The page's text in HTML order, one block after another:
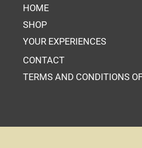
HOME
SHOP
YOUR EXPERIENCES
CONTACT
TERMS AND CONDITIONS